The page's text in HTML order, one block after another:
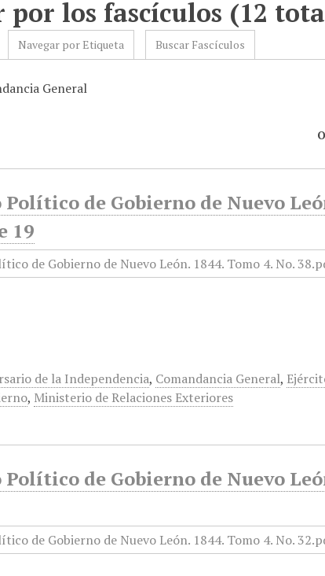
por los fascículos (12
Navegar por Etiqueta Buscar Fascículos
General
de Gobierno de Nuevo
19
de la Independencia, Comandancia General,
, Ministerio de Relaciones Exteriores
de Gobierno de Nuevo